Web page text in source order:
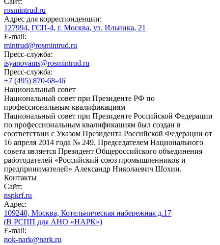
rosmintrud.ru
Адрес для корреспонденции:
127994, ГСП-4, г. Москва, ул. Ильинка, 21
E-mail:
mintrud@rosmintrud.ru
Пресс-служба:
isyanovams@rosmintrud.ru
Пресс-служба:
+7 (495) 870-68-46
Национальный совет
Национальный совет при Президенте РФ по
профессиональным квалификациям
Национальный совет при Президенте Российской Федерации
по профессиональным квалификациям был создан в
соответствии с Указом Президента Российской Федерации от
16 апреля 2014 года № 249. Председателем Национального
совета является Президент Общероссийского объединения
работодателей «Российский союз промышленников и
предпринимателей» Александр Николаевич Шохин.
Контакты
Сайт:
nspkrf.ru
Адрес:
109240, Москва, Котельническая набережная д.17
(В РСПП для АНО «НАРК»)
E-mail:
nok-nark@nark.ru